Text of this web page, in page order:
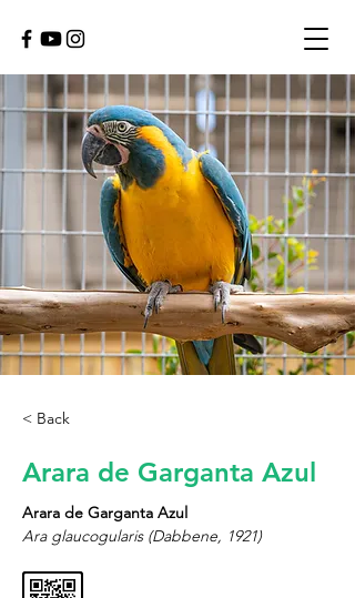
< Back
Arara de Garganta Azul
Arara de Garganta Azul
Ara glaucogularis (Dabbene, 1921)